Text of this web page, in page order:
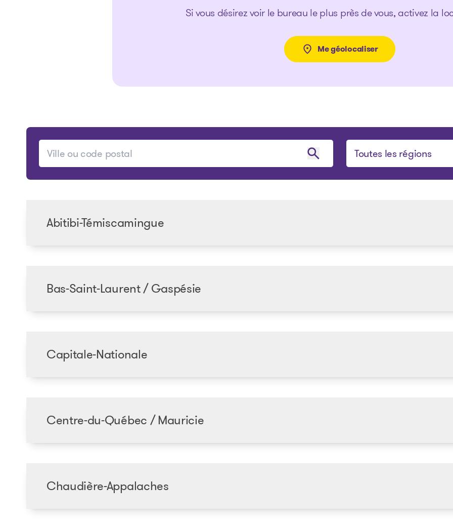
Si vous désirez voir le bureau le plus près de vous, activez la
Me géolocaliser
Sélectionner une région
Abitibi-Témiscamingue
Bas-Saint-Laurent / Gaspésie
Capitale-Nationale
Centre-du-Québec / Mauricie
Chaudière-Appalaches